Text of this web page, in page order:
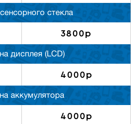
стекла
3800р
дисплея (LCD)
4000р
аккумулятора
4000р